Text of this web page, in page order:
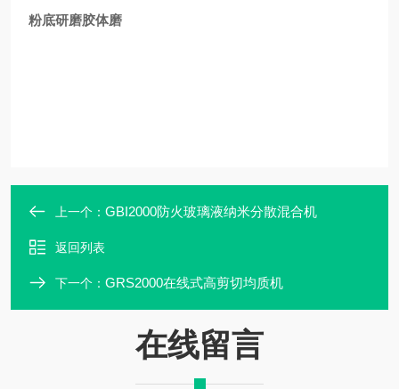
粉底研磨胶体磨
上一个： GBI2000防火玻璃液纳米分散混合机
返回列表
下一个： GRS2000在线式高剪切均质机
在线留言